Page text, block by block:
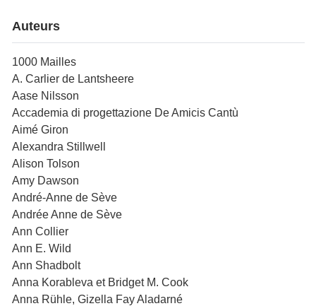
Auteurs
1000 Mailles
A. Carlier de Lantsheere
Aase Nilsson
Accademia di progettazione De Amicis Cantù
Aimé Giron
Alexandra Stillwell
Alison Tolson
Amy Dawson
André-Anne de Sève
Andrée Anne de Sève
Ann Collier
Ann E. Wild
Ann Shadbolt
Anna Korableva et Bridget M. Cook
Anna Rühle, Gizella Fay Aladarné